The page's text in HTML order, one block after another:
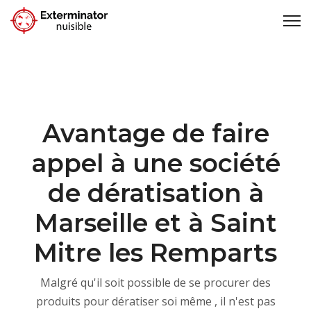
Avantage de faire
appel à une société
de dératisation à
Marseille et à Saint
Mitre les Remparts
Malgré qu'il soit possible de se procurer des
produits pour dératiser soi même , il n'est pas